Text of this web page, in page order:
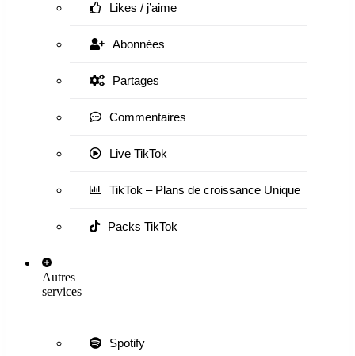
Likes / j’aime
Abonnées
Partages
Commentaires
Live TikTok
TikTok – Plans de croissance Unique
Packs TikTok
Autres
services
Spotify